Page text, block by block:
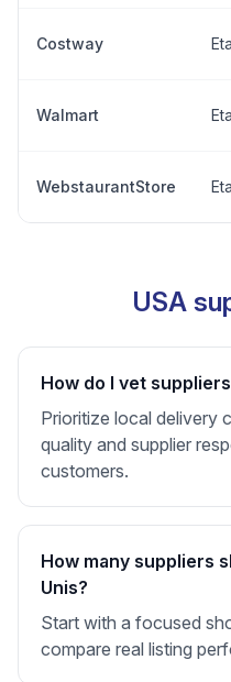
Costway
Walmart
WebstaurantStore
USA
How do I vet
Prioritize local delivery
quality and supplier
customers.
How many suppliers
Unis?
Start with a focused
compare real listing